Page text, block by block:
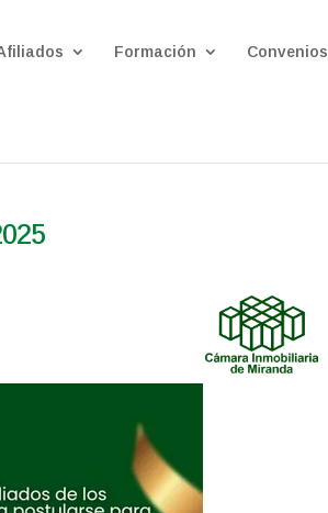
Formación Convenios